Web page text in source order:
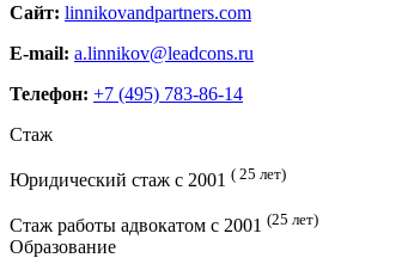
Сайт: linnikovandpartners.com
E-mail: a.linnikov@leadcons.ru
Телефон: +7 (495) 783-86-14
Стаж
Юридический стаж с 2001 ( 25 лет)
Стаж работы адвокатом с 2001 (25 лет)
Образование